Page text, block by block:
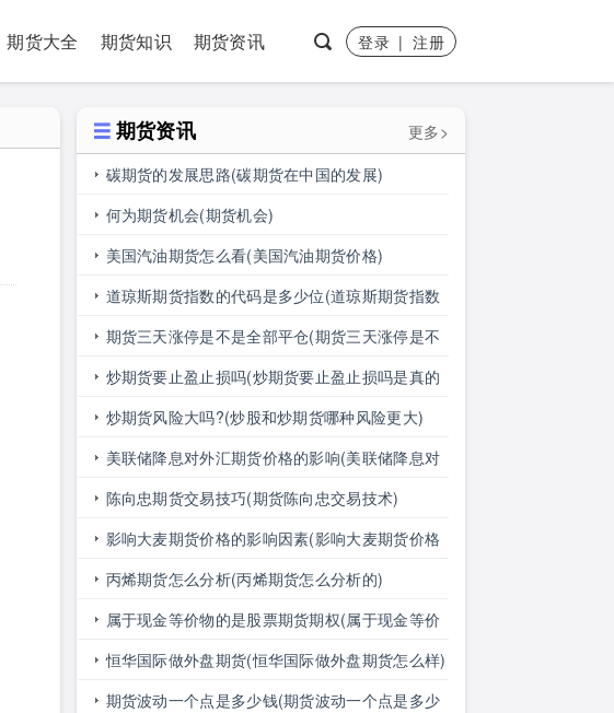
期货大全 期货知识 期货资讯 登录|注册
期货资讯
更多>
碳期货的发展思路(碳期货在中国的发展)
何为期货机会(期货机会)
美国汽油期货怎么看(美国汽油期货价格)
道琼斯期货指数的代码是多少位(道琼斯期货指数
的代码是多少位的)
期货三天涨停是不是全部平仓(期货三天涨停是不
是全部平仓了)
炒期货要止盈止损吗(炒期货要止盈止损吗是真的
吗)
炒期货风险大吗?(炒股和炒期货哪种风险更大)
美联储降息对外汇期货价格的影响(美联储降息对
外汇期货价格的影响有哪些)
陈向忠期货交易技巧(期货陈向忠交易技术)
影响大麦期货价格的影响因素(影响大麦期货价格
的影响因素有哪些)
丙烯期货怎么分析(丙烯期货怎么分析的)
属于现金等价物的是股票期货期权(属于现金等价
物的是股票期货期权吗)
恒华国际做外盘期货(恒华国际做外盘期货怎么样)
期货波动一个点是多少钱(期货波动一个点是多少